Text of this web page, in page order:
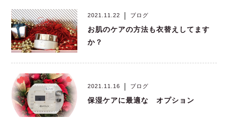
2021.11.22 ブログ
お肌のケアの方法も衣替えしてます
か？
2021.11.16 ブログ
保湿ケアに最適な オプション